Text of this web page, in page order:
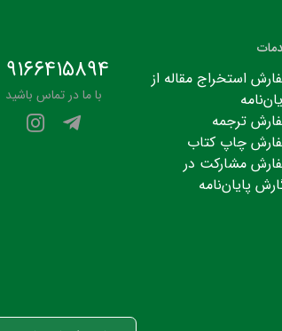
استخراج مقاله از
ترجمه
چاپ کتاب
مشارکت در
پایان‌نامه
۹۱۶۶۴۱۵۸۹۴
با ما در تماس باشید